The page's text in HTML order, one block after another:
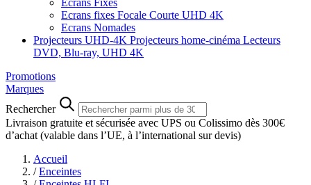
Ecrans Fixes
Ecrans fixes Focale Courte UHD 4K
Ecrans Nomades
Projecteurs UHD-4K Projecteurs home-cinéma Lecteurs
DVD, Blu-ray, UHD 4K
Promotions
Marques
Rechercher
Livraison gratuite et sécurisée avec UPS ou Colissimo dès 300€
d’achat (valable dans l’UE, à l’international sur devis)
Accueil
/ Enceintes